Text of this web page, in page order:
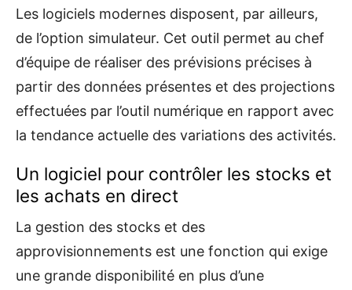
Les logiciels modernes disposent, par ailleurs,
de l’option simulateur. Cet outil permet au chef
d’équipe de réaliser des prévisions précises à
partir des données présentes et des projections
effectuées par l’outil numérique en rapport avec
la tendance actuelle des variations des activités.
Un logiciel pour contrôler les stocks et
les achats en direct
La gestion des stocks et des
approvisionnements est une fonction qui exige
une grande disponibilité en plus d’une